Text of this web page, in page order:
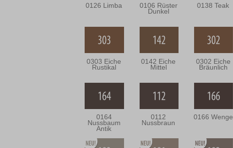
0126 Limba 0106 Rüster
Dunkel
0138 Teak
0303 Eiche
Rustikal
0142 Eiche
Mittel
0302 Eiche
Bräunlich
0164
Nussbaum
Antik
0112
Nussbraun
0166 Wenge